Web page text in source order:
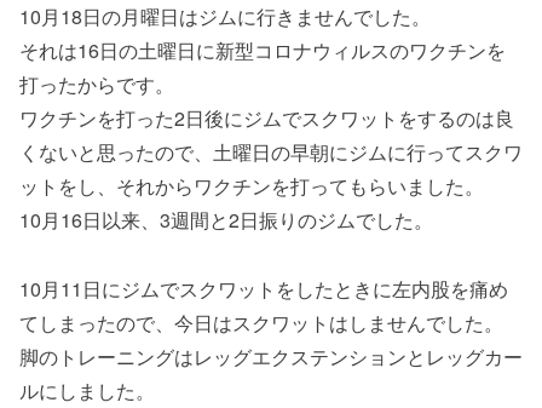
10月18日の月曜日はジムに行きませんでした。
それは16日の土曜日に新型コロナウィルスのワクチンを
打ったからです。
ワクチンを打った2日後にジムでスクワットをするのは良
くないと思ったので、土曜日の早朝にジムに行ってスクワ
ットをし、それからワクチンを打ってもらいました。
10月16日以来、3週間と2日振りのジムでした。
10月11日にジムでスクワットをしたときに左内股を痛め
てしまったので、今日はスクワットはしませんでした。
脚のトレーニングはレッグエクステンションとレッグカー
ルにしました。